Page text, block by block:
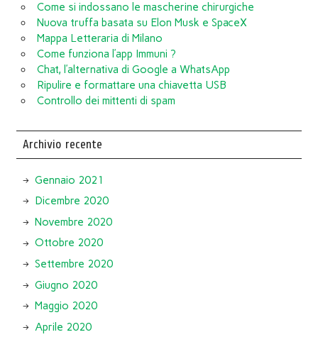
Come si indossano le mascherine chirurgiche
Nuova truffa basata su Elon Musk e SpaceX
Mappa Letteraria di Milano
Come funziona l’app Immuni ?
Chat, l’alternativa di Google a WhatsApp
Ripulire e formattare una chiavetta USB
Controllo dei mittenti di spam
Archivio recente
Gennaio 2021
Dicembre 2020
Novembre 2020
Ottobre 2020
Settembre 2020
Giugno 2020
Maggio 2020
Aprile 2020